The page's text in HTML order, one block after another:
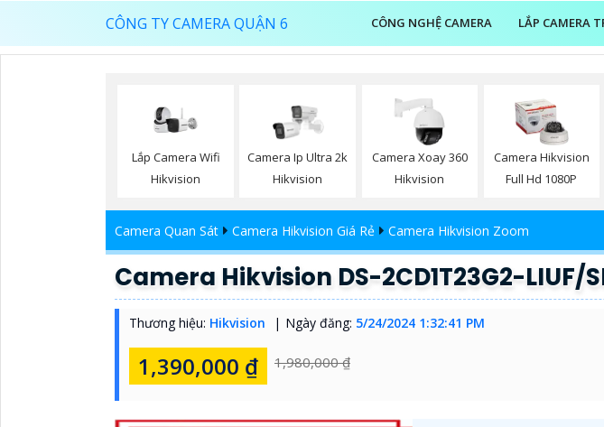
CÔNG TY CAMERA QUẬN 6 CÔNG NGHỆ CAMERA LẮP CAMERA
Lắp Camera Wifi
Hikvision
Camera Ip Ultra 2k
Hikvision
Camera Xoay 360
Hikvision
Camera Hikvision
Full Hd 1080P
Camera Quan Sát Camera Hikvision Giá Rẻ Camera Hikvision Zoom
Camera Hikvision DS-2CD1T23G2-LIUF/
Thương hiệu: Hikvision Ngày đăng: 5/24/2024 1:32:41 PM
1,390,000 ₫ 1,980,000 ₫